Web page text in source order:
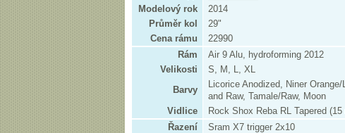
Modelový rok
2014
Průměr kol
29"
Cena rámu
22990
Rám
Air 9 Alu, hydroforming 2012
Velikosti
S, M, L, XL
Barvy
Licorice Anodized, Niner
and Raw, Tamale/Raw, Moon
Vidlice
Rock Shox Reba RL Tapered
Řazení
Sram X7 trigger 2x10